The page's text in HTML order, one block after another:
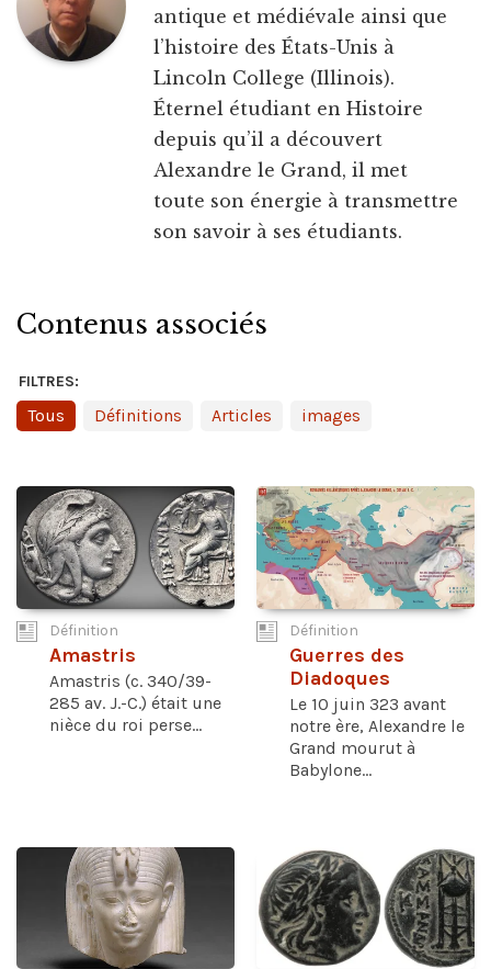
antique et médiévale ainsi que
l’histoire des États-Unis à
Lincoln College (Illinois).
Éternel étudiant en Histoire
depuis qu’il a découvert
Alexandre le Grand, il met
toute son énergie à transmettre
son savoir à ses étudiants.
Contenus associés
FILTRES:
Tous Définitions Articles images
Définition
Amastris
Amastris (c. 340/39-
285 av. J.-C.) était une
nièce du roi perse...
Définition
Guerres des
Diadoques
Le 10 juin 323 avant
notre ère, Alexandre le
Grand mourut à
Babylone...